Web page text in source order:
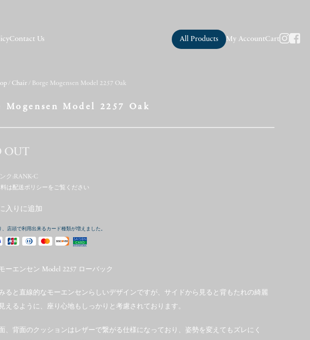
Contact Us All Products My AccountCart
/ Chair / Borge Mogensen Model 2257 Oak
Mogensen Model 2257 Oak
OUT
ク: RANK-C
は配送ポリシーをご覧ください
入りに追加
、店頭で利用出来るカード種類が増えました。
ーエンセン Model 2257 ローバック
ると直線的なモーエンセンらしいデザインですが、サイドから見ると背もたれの綺麗
えるように、座り心地もしっかりと考慮されております。
、背面のクッションはレザーで繋がる仕様になっており、姿勢を変えてもズレにく